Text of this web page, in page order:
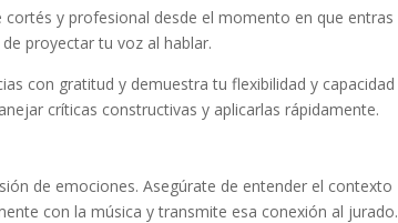
y profesional desde el momento en que entras
proyectar tu voz al hablar.
con gratitud y demuestra tu flexibilidad y capacidad
críticas constructivas y aplicarlas rápidamente.
de emociones. Asegúrate de entender el contexto
con la música y transmite esa conexión al jurado.